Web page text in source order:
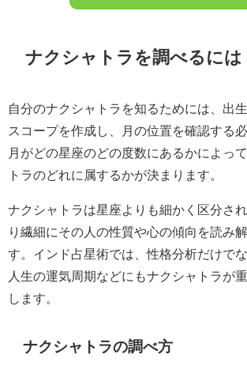
ナクシャトラを調べるには
自分のナクシャトラを知るためには、出
スコープを作成し、月の位置を確認する
月がどの星座のどの度数にあるかによっ
トラのどれに属するかが決まります。
ナクシャトラは星座よりも細かく区分さ
り繊細にその人の性質や心の傾向を読み
す。インド占星術では、性格分析だけで
人生の運気周期などにもナクシャトラが
します。
ナクシャトラの調べ方